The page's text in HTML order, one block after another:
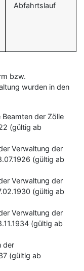
Abfahrtslauf
bzw.
wurden in den
der Zölle
(gültig ab
Verwaltung der
(gültig ab
Verwaltung der
(gültig ab
Verwaltung der
(gültig ab
der
(gültig ab